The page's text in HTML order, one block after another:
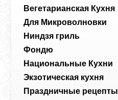
Вегетарианская Кухня
Для Микроволновки
Ниндзя гриль
Фондю
Национальные Кухни
Экзотическая кухня
Праздничные рецепты